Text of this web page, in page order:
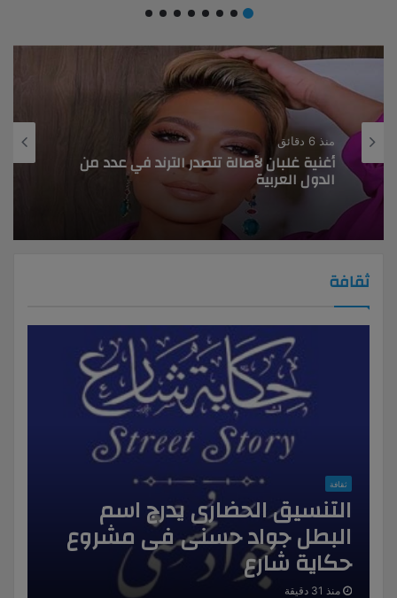
منذ 6 دقائق
أغنية غلبان لأصالة تتصدر الترند في عدد من
الدول العربية
ثقافة
ثقافة
التنسيق الحضارى يدرج اسم
البطل جواد حسنى فى مشروع
حكاية شارع
منذ 31 دقيقة